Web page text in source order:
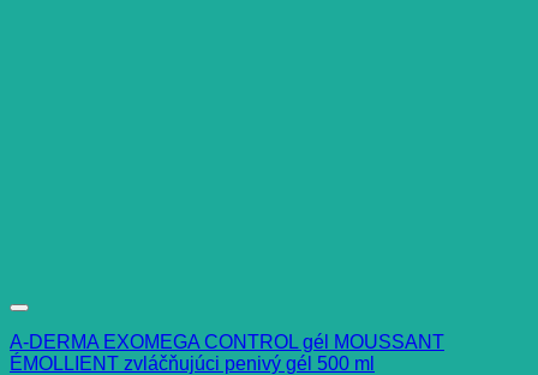
A-DERMA EXOMEGA CONTROL gél MOUSSANT
ÉMOLLIENT zvláčňujúci penivý gél 500 ml